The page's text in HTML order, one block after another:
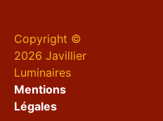
Copyright ©
2026 Javillier
Luminaires
Mentions
Légales